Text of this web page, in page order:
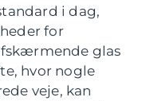
i dag,
for
glas
hvor nogle
veje, kan